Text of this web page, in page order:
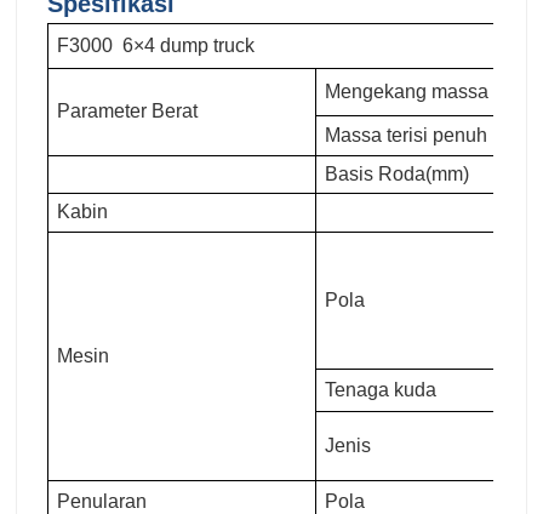
F3000 6×4 dump truck
Parameter Berat
Mengekang massa (kg)
Massa terisi penuh (kg)
Basis Roda(mm)
Kabin
Mesin
Pola
Tenaga kuda
Jenis
Penularan Pola